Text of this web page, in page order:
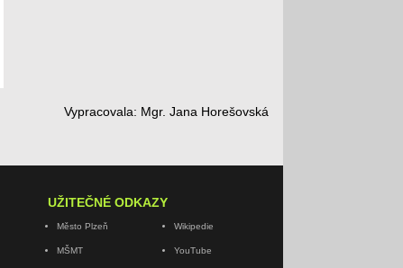
Vypracovala: Mgr. Jana Horešovská
UŽITEČNÉ ODKAZY
Město Plzeň
MŠMT
Wikipedie
YouTube